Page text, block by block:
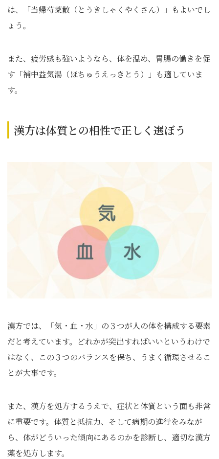
は、「当帰芍薬散（とうきしゃくやくさん）」もよいでし
ょう。
また、疲労感も強いようなら、体を温め、胃腸の働きを促
す「補中益気湯（ほちゅうえっきとう）」も適していま
す。
漢方は体質との相性で正しく選ぼう
漢方では、「気・血・水」の３つが人の体を構成する要素
だと考えています。どれかが突出すればいいというわけで
はなく、この３つのバランスを保ち、うまく循環させるこ
とが大事です。
また、漢方を処方するうえで、症状と体質という面も非常
に重要です。体質と抵抗力、そして病期の進行をみなが
ら、体がどういった傾向にあるのかを診断し、適切な漢方
薬を処方します。